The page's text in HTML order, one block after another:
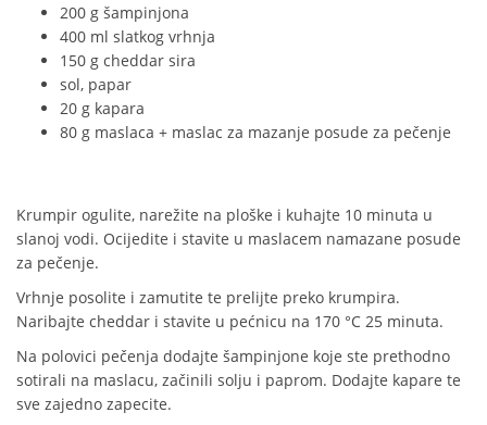
200 g šampinjona
400 ml slatkog vrhnja
150 g cheddar sira
sol, papar
20 g kapara
80 g maslaca + maslac za mazanje posude za pečenje
Krumpir ogulite, narežite na ploške i kuhajte 10 minuta u
slanoj vodi. Ocijedite i stavite u maslacem namazane posude
za pečenje.
Vrhnje posolite i zamutite te prelijte preko krumpira.
Naribajte cheddar i stavite u pećnicu na 170 °C 25 minuta.
Na polovici pečenja dodajte šampinjone koje ste prethodno
sotirali na maslacu, začinili solju i paprom. Dodajte kapare te
sve zajedno zapecite.